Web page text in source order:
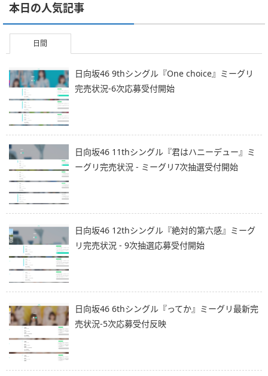
本日の人気記事
日間
日向坂46 9thシングル『One choice』ミーグリ
完売状況-6次応募受付開始
日向坂46 11thシングル『君はハニーデュー』ミ
ーグリ完売状況 - ミーグリ7次抽選受付開始
日向坂46 12thシングル『絶対的第六感』ミーグ
リ完売状況 - 9次抽選応募受付開始
日向坂46 6thシングル『ってか』ミーグリ最新完
売状況-5次応募受付反映